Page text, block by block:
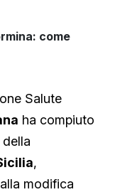
come
Salute
ha compiuto
,
alla modifica